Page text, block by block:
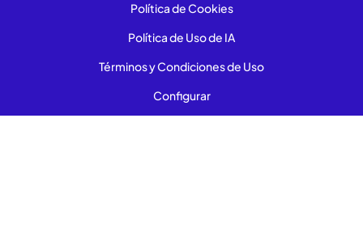
Política de Cookies
Política de Uso de IA
Términos y Condiciones de Uso
Configurar